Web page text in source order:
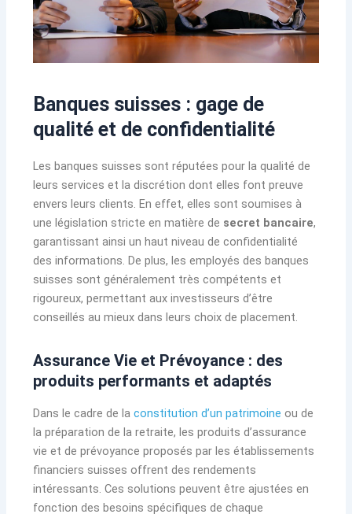
Banques suisses : gage de
qualité et de confidentialité
Les banques suisses sont réputées pour la qualité de
leurs services et la discrétion dont elles font preuve
envers leurs clients. En effet, elles sont soumises à
une législation stricte en matière de secret bancaire,
garantissant ainsi un haut niveau de confidentialité
des informations. De plus, les employés des banques
suisses sont généralement très compétents et
rigoureux, permettant aux investisseurs d’être
conseillés au mieux dans leurs choix de placement.
Assurance Vie et Prévoyance : des
produits performants et adaptés
Dans le cadre de laconstitution d’un patrimoine ou de
la préparation de la retraite, les produits d’assurance
vie et de prévoyance proposés par les établissements
financiers suisses offrent des rendements
intéressants. Ces solutions peuvent être ajustées en
fonction des besoins spécifiques de chaque